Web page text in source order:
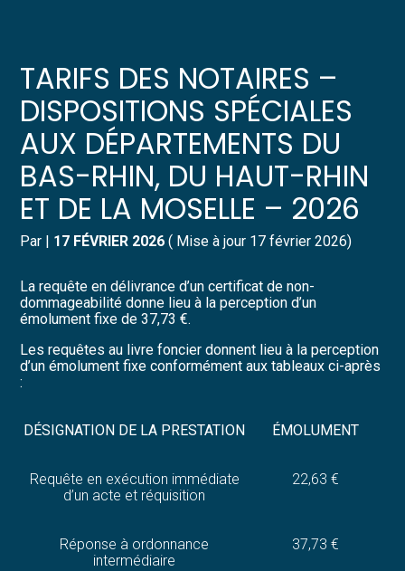
Gérer votre quotidien
Piloter votre entreprise
Développer votre entreprise
Construire votre patrimoine
Structurer votre croissance
Être prêt pour la facturation
électronique
Suivre votre comptabilité
Gérer vos ressources humaines
Dématérialiser vos documents
TARIFS DES NOTAIRES –
DISPOSITIONS SPÉCIALES
AUX DÉPARTEMENTS DU
BAS-RHIN, DU HAUT-RHIN
ET DE LA MOSELLE – 2026
Par | 17 FÉVRIER 2026 ( Mise à jour 17 février 2026)
La requête en délivrance d’un certificat de non-
dommageabilité donne lieu à la perception d’un
émolument fixe de 37,73 €.
Les requêtes au livre foncier donnent lieu à la perception
d’un émolument fixe conformément aux tableaux ci-après
:
DÉSIGNATION DE LA PRESTATION ÉMOLUMENT
Requête en exécution immédiate
d’un acte et réquisition
22,63 €
Réponse à ordonnance
intermédiaire
37,73 €